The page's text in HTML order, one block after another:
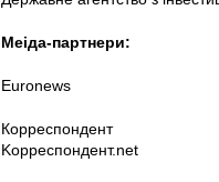
Меіда-партнери:
Euronews
Корреспондент
Kорреспондент.net